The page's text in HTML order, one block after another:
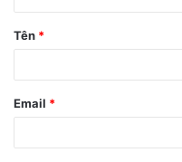
Tên *
Email *